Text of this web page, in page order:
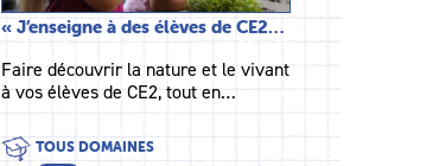
« J’enseigne à des élèves de CE2…
Faire découvrir la nature et le vivant
à vos élèves de CE2, tout en…
TOUS DOMAINES